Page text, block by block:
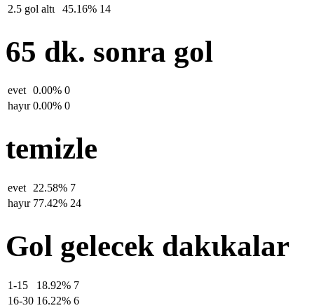
2.5 gol altι
45.16% 14
65 dk. sonra gol
evet 0.00% 0
hayιr 0.00% 0
temizle
evet 22.58% 7
hayιr 77.42% 24
Gol gelecek dakιkalar
1-15 18.92% 7
16-30 16.22% 6